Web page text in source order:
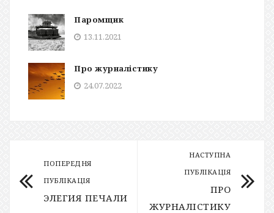
Паромщик
13.11.2021
Про журналістику
24.07.2022
ПОПЕРЕДНЯ
ПУБЛІКАЦІЯ
ЭЛЕГИЯ ПЕЧАЛИ
НАСТУПНА
ПУБЛІКАЦІЯ
ПРО
ЖУРНАЛІСТИКУ